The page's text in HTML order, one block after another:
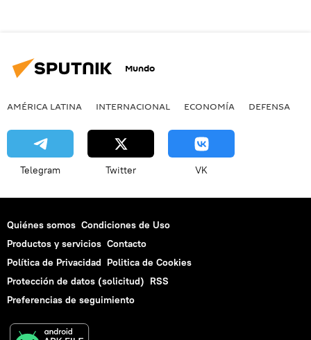
Mundo
AMÉRICA LATINA INTERNACIONAL ECONOMÍA DEFENSA
Telegram Twitter VK
Quiénes somos Condiciones de Uso
Productos y servicios Contacto
Política de Privacidad Politica de Cookies
Protección de datos (solicitud) RSS
Preferencias de seguimiento